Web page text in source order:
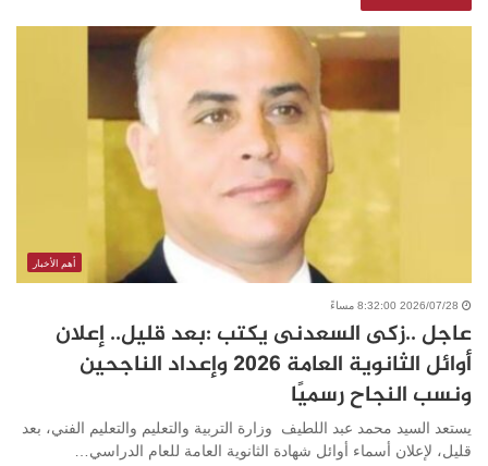
أهم الأخبار
2026/07/28 8:32:00 مساءً
عاجل ..زكى السعدنى يكتب :بعد قليل.. إعلان
أوائل الثانوية العامة 2026 وإعداد الناجحين
ونسب النجاح رسميًا
يستعد السيد محمد عبد اللطيف وزارة التربية والتعليم والتعليم الفني، بعد
قليل، لإعلان أسماء أوائل شهادة الثانوية العامة للعام الدراسي…